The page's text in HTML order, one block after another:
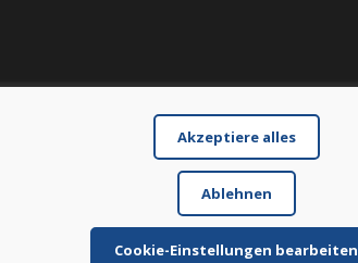
Akzeptiere alles
Ablehnen
Cookie-Einstellungen bearbeiten